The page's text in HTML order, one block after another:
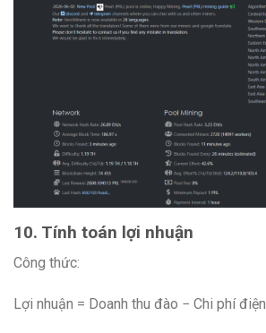
10. Tính toán lợi nhuận
Công thức:
Lợi nhuận = Doanh thu đào − Chi phí điện